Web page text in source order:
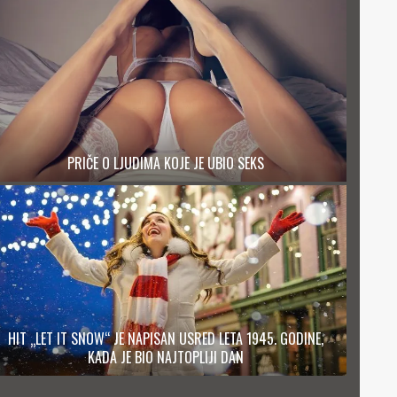
PRIČE O LJUDIMA KOJE JE UBIO SEKS
HIT „LET IT SNOW“ JE NAPISAN USRED LETA 1945. GODINE,
KADA JE BIO NAJTOPLIJI DAN